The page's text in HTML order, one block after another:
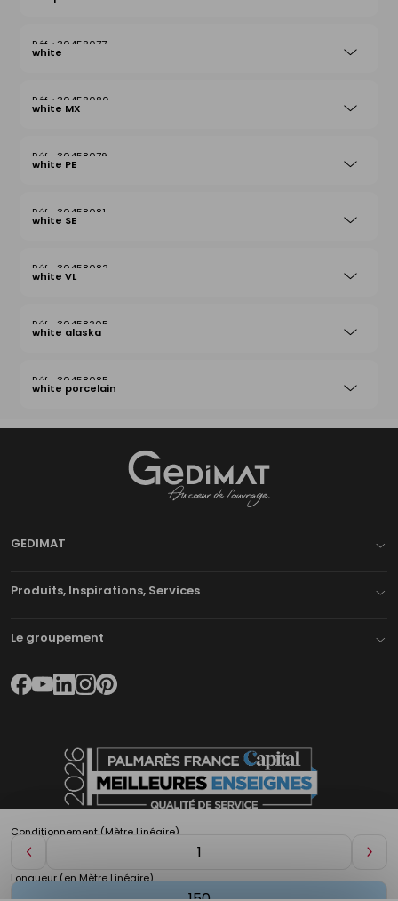
Conditionnement (Mètre Linéaire)
Diminuer
de
Longueur (en Mètre Linéaire)
30458077
white
30458080
white MX
30458079
white PE
30458081
white SE
30458082
white VL
30458205
white alaska
30458085
white porcelain
GEDIMAT
Produits, Inspirations, Services
Le groupement